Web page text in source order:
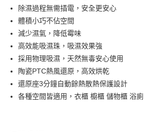
AFTEE先享後付
相關說明
【關於「AFTEE先享後付」】
AFTEE先享後付是「在收到商品之後才付款」的
便利好安心！
１．簡單：不需註冊會員、不需綁卡、不需儲值。
３．安心：先確認商品／服務後，再付款。
【「AFTEE先享後付」結帳流程】
１．於結帳方式選擇「AFTEE先享後付」後，將
運送方式
宅配(廠商直送🚚)
每筆NT$100，滿NT$590(含以上)免運費
除濕過程無需插電，安全更安心
體積小巧不佔空間
減少濕氣，降低霉味
高效能吸濕珠，吸濕效果強
採用物理吸濕，天然無毒安心使用
陶瓷PTC熱風還原，高效烘乾
還原座3分鐘自動餘熱散熱保護設計
各種空間皆適用，衣櫃 櫥櫃 儲物櫃 浴